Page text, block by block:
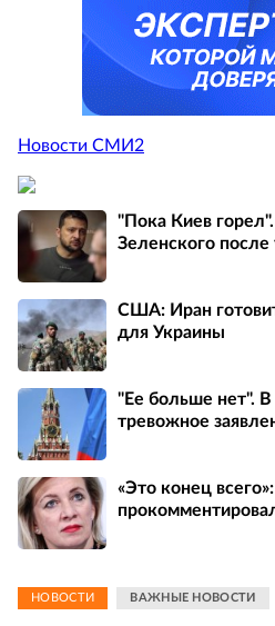
Новости СМИ2
"Пока Киев
Зеленского
США: Иран
для Украины
"Ее больше нет".
тревожное
«Это конец
НОВОСТИ ВАЖНЫЕ НОВОСТИ